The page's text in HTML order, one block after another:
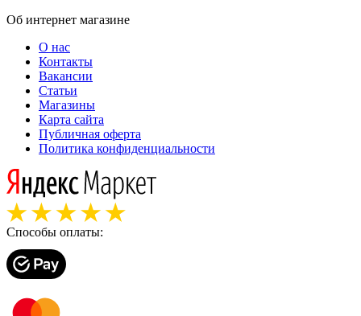
Об интернет магазине
О нас
Контакты
Вакансии
Статьи
Магазины
Карта сайта
Публичная оферта
Политика конфиденциальности
Способы оплаты: